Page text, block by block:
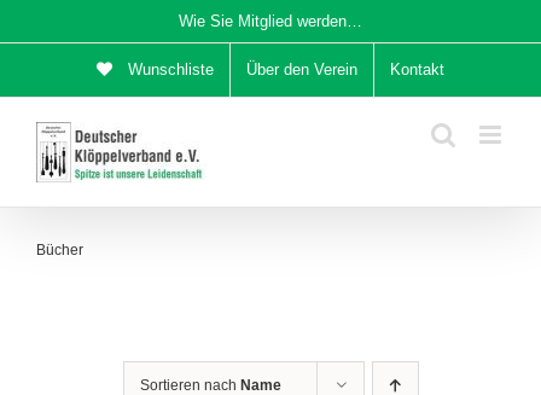
Inhalt
Wie Sie Mitglied werden…
Wunschliste Über den Verein Kontakt
Bücher
Sortieren nach Name